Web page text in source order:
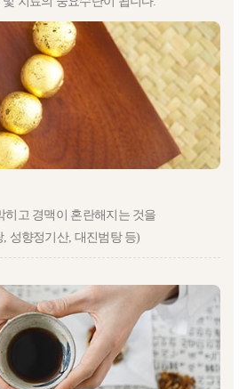
히고 경맥이 혼란해지는 것을
성향정기산, 대진범탕 등)